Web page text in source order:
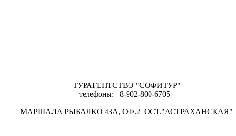
ТУРАГЕНТСТВО "СОФИТУР"
телефоны: 8-902-800-6705
МАРШАЛА РЫБАЛКО 43А, ОФ.2 ОСТ."АСТРАХАНСКАЯ"